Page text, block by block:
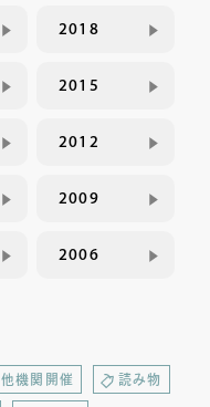
2018
2015
2012
2009
2006
他機関開催 読み物